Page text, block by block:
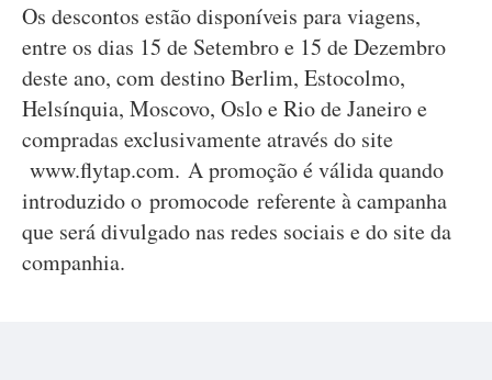
Os descontos estão disponíveis para viagens,
entre os dias 15 de Setembro e 15 de Dezembro
deste ano, com destino Berlim, Estocolmo,
Helsínquia, Moscovo, Oslo e Rio de Janeiro e
compradas exclusivamente através do site
www.flytap.com. A promoção é válida quando
introduzido o promocode referente à campanha
que será divulgado nas redes sociais e do site da
companhia.